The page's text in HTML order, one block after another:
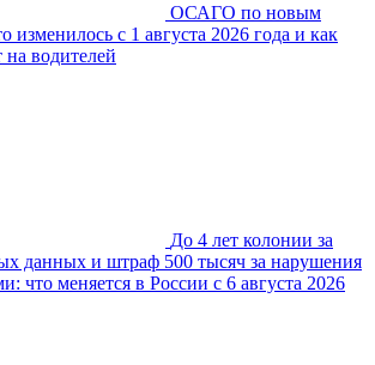
ОСАГО по новым
изменилось с 1 августа 2026 года и как
на водителей
До 4 лет колонии за
данных и штраф 500 тысяч за нарушения
что меняется в России с 6 августа 2026